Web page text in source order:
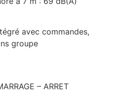
avec commandes,
groupe
– ARRET